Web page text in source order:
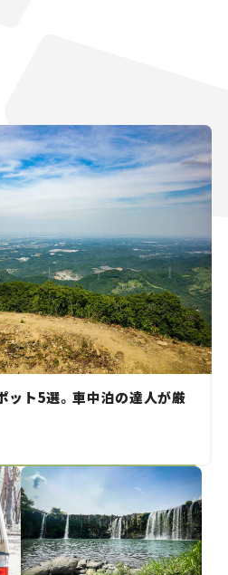
ット5選。車中泊の達人が厳